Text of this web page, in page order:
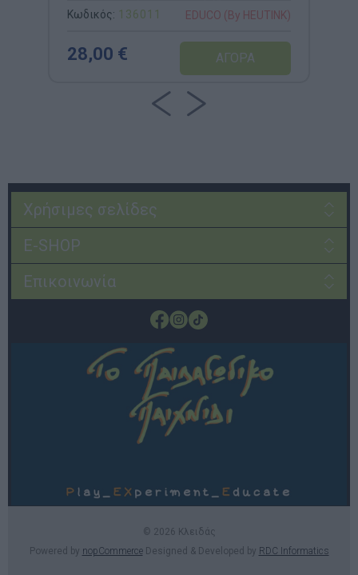
Κωδικός: 136011 EDUCO (By HEUTINK)
28,00 €
Χρήσιμες σελίδες
E-SHOP
Επικοινωνία
© 2026 Κλειδάς
Powered by nopCommerceDesigned & Developed by RDC Informatics